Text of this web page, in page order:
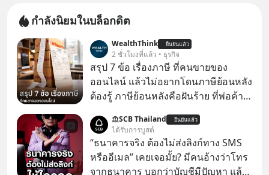
กำลังนิยมในบล็อกดิต
WealthThink ยืนยันแล้ว
2 ชั่วโมงที่แล้ว • ธุรกิจ
สรุป 7 ข้อ เรื่องภาษี ที่คนขายของ
ออนไลน์ แล้วไม่อยากโดนภาษีย้อนหลัง
ต้องรู้ ภาษีย้อนหลังคือฝันร้าย ที่พ่อค้า
SCB Thailand ยืนยันแล้ว
ได้รับการบูสต์
“ธนาคารจริง ต้องไม่ส่งลิงก์ทาง SMS
หรืออีเมล” เคยเจอมั้ย? มีคนอ้างว่าโทร
จากธนาคาร บอกว่าบัญชีมีปัญหา แล้ว